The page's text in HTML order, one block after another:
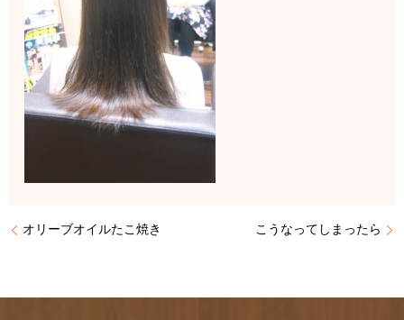
オリーブオイルたこ焼き こうなってしまったら